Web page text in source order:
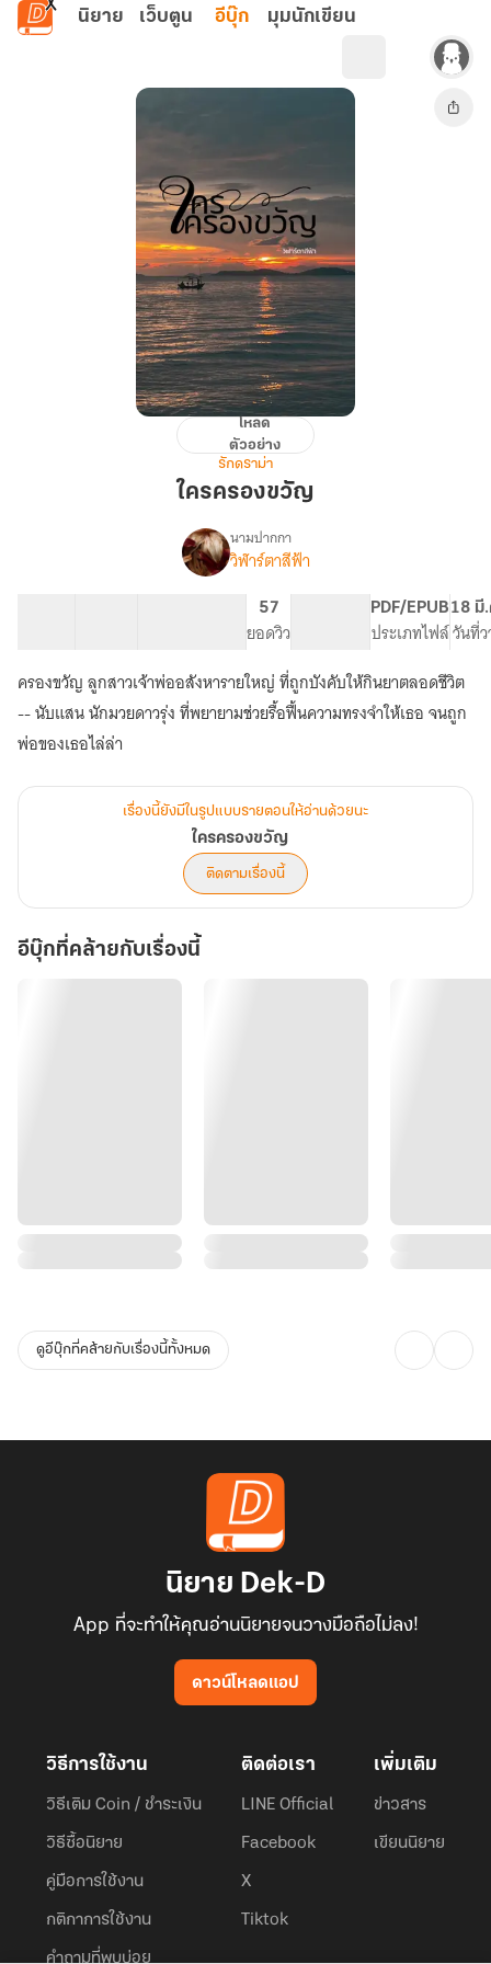
ข้ามไปยังเนื้อหาหลัก
นิยาย เว็บตูน อีบุ๊ก มุมนักเขียน
โหลด
ตัวอย่าง
รักดราม่า
ใครครองขวัญ
เรื่อง
ครอง
ขวัญ
นามปากกา
วิฬาร์ตาสีฟ้า
57
ยอดวิว
PDF/EPUB
ประเภทไฟล์
18 มี
วันที่
ครองขวัญ ลูกสาวเจ้าพ่ออสังหารายใหญ่ ที่ถูกบังคับให้กินยาตลอดชีวิต
-- นับแสน นักมวยดาวรุ่ง ที่พยายามช่วยรื้อฟื้นความทรงจำให้เธอ จนถูก
พ่อของเธอไล่ล่า
เรื่องนี้ยังมีในรูปแบบรายตอนให้อ่านด้วยนะ
ใครครองขวัญ
ติดตามเรื่องนี้
อีบุ๊กที่คล้ายกับเรื่องนี้
ดูอีบุ๊กที่คล้ายกับเรื่องนี้ทั้งหมด
นิยาย Dek-D
App ที่จะทำให้คุณอ่านนิยายจนวางมือถือไม่ลง!
ดาวน์โหลดแอป
วิธีการใช้งาน
วิธีเติม Coin / ชำระเงิน
วิธีซื้อนิยาย
คู่มือการใช้งาน
กติกาการใช้งาน
คำถามที่พบบ่อย
ติดต่อเรา
LINE Official
Facebook
X
Tiktok
เพิ่มเติม
ข่าวสาร
เขียนนิยาย